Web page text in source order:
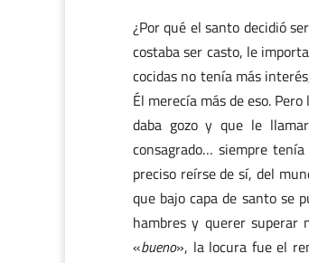
¿Por qué el santo decidió
costaba ser casto, le
cocidas no tenía más
Él merecía más de eso.
daba gozo y que le
consagrado… siempre
preciso reírse de sí, del
que bajo capa de santo se
hambres y querer superar
«bueno», la locura fue el